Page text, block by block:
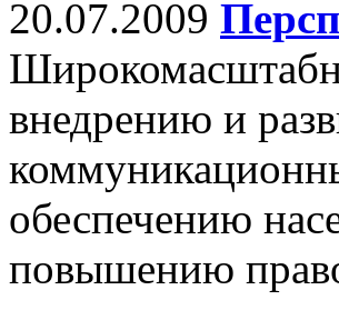
20.07.2009
внедрению и
обеспечению
повышению